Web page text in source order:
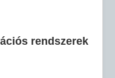
rendszerek